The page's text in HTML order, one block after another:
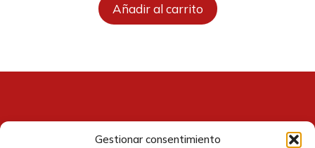
Gestionar consentimiento
Añadir al carrito